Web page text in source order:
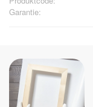
Garantie: